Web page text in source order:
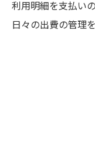
利用明細を支払い
日々の出費の管理